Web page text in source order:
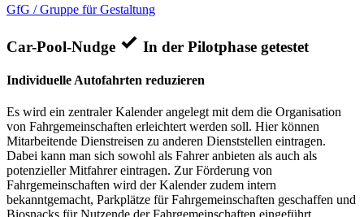
GfG / Gruppe für Gestaltung
Car-Pool-Nudge In der Pilotphase getestet
Individuelle Autofahrten reduzieren
Es wird ein zentraler Kalender angelegt mit dem die Organisation
von Fahrgemeinschaften erleichtert werden soll. Hier können
Mitarbeitende Dienstreisen zu anderen Dienststellen eintragen.
Dabei kann man sich sowohl als Fahrer anbieten als auch als
potenzieller Mitfahrer eintragen. Zur Förderung von
Fahrgemeinschaften wird der Kalender zudem intern
bekanntgemacht, Parkplätze für Fahrgemeinschaften geschaffen und